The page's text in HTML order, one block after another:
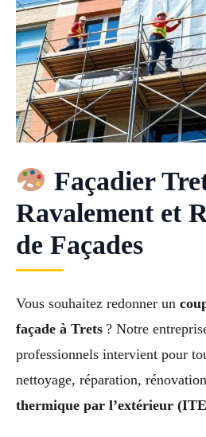
Façadier
Ravalement et
de Façades
Vous souhaitez redonner un
façade à Trets ? Notre
professionnels intervient pour
nettoyage, réparation,
thermique par l’extérieur